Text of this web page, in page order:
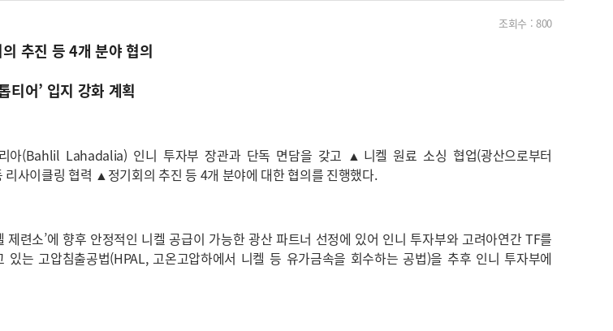
조회수 : 800
추진 등 4개 분야 협의
티어’ 입지 강화 계획
아(Bahlil Lahadalia) 인니 투자부 장관과 단독 면담을 갖고 ▲니켈 원료 소싱 협업(광산으로부터
사이클링 협력 ▲정기회의 추진 등 4개 분야에 대한 협의를 진행했다.
련소’에 향후 안정적인 니켈 공급이 가능한 광산 파트너 선정에 있어 인니 투자부와 고려아연간 TF를
는 고압침출공법(HPAL, 고온고압하에서 니켈 등 유가금속을 회수하는 공법)을 추후 인니 투자부에